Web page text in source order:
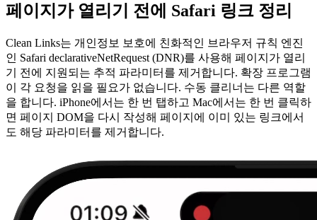
페이지가 열리기 전에 Safari 링크 정리
Clean Links는 개인정보 보호에 친화적인 브라우저 규칙 엔진
인 Safari declarativeNetRequest (DNR)를 사용해 페이지가 열리
기 전에 지원되는 추적 파라미터를 제거합니다. 확장 프로그램
이 각 요청을 읽을 필요가 없습니다. 수동 클리너는 다른 역할
을 합니다. iPhone에서는 한 번 탭하고 Mac에서는 한 번 클릭하
면 페이지 DOM을 다시 작성해 페이지에 이미 있는 링크에서
도 해당 파라미터를 제거합니다.